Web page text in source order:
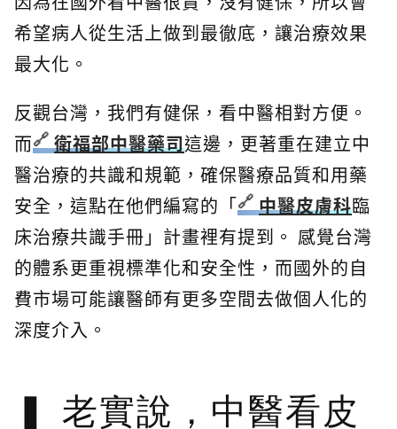
希望病人從生活上做到最徹底，讓治療效果
最大化。
反觀台灣，我們有健保，看中醫相對方便。
而
衛福部中醫藥司這邊，更著重在建立中
醫治療的共識和規範，確保醫療品質和用藥
安全，這點在他們編寫的「
中醫皮膚科臨
床治療共識手冊」計畫裡有提到。 感覺台灣
的體系更重視標準化和安全性，而國外的自
費市場可能讓醫師有更多空間去做個人化的
深度介入。
老實說，中醫看皮